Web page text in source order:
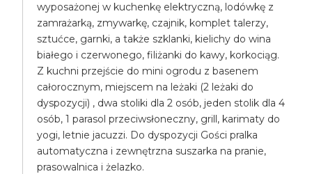
wyposażonej w kuchenkę elektryczną, lodówkę z
zamrażarką, zmywarkę, czajnik, komplet talerzy,
sztućce, garnki, a także szklanki, kielichy do wina
białego i czerwonego, filiżanki do kawy, korkociąg.
Z kuchni przejście do mini ogrodu z basenem
całorocznym, miejscem na leżaki (2 leżaki do
dyspozycji) , dwa stoliki dla 2 osób, jeden stolik dla 4
osób, 1 parasol przeciwsłoneczny, grill, karimaty do
yogi, letnie jacuzzi. Do dyspozycji Gości pralka
automatyczna i zewnętrzna suszarka na pranie,
prasowalnica i żelazko.